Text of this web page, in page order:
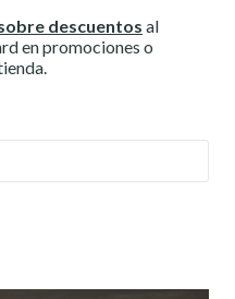
descuentos al
en promociones o